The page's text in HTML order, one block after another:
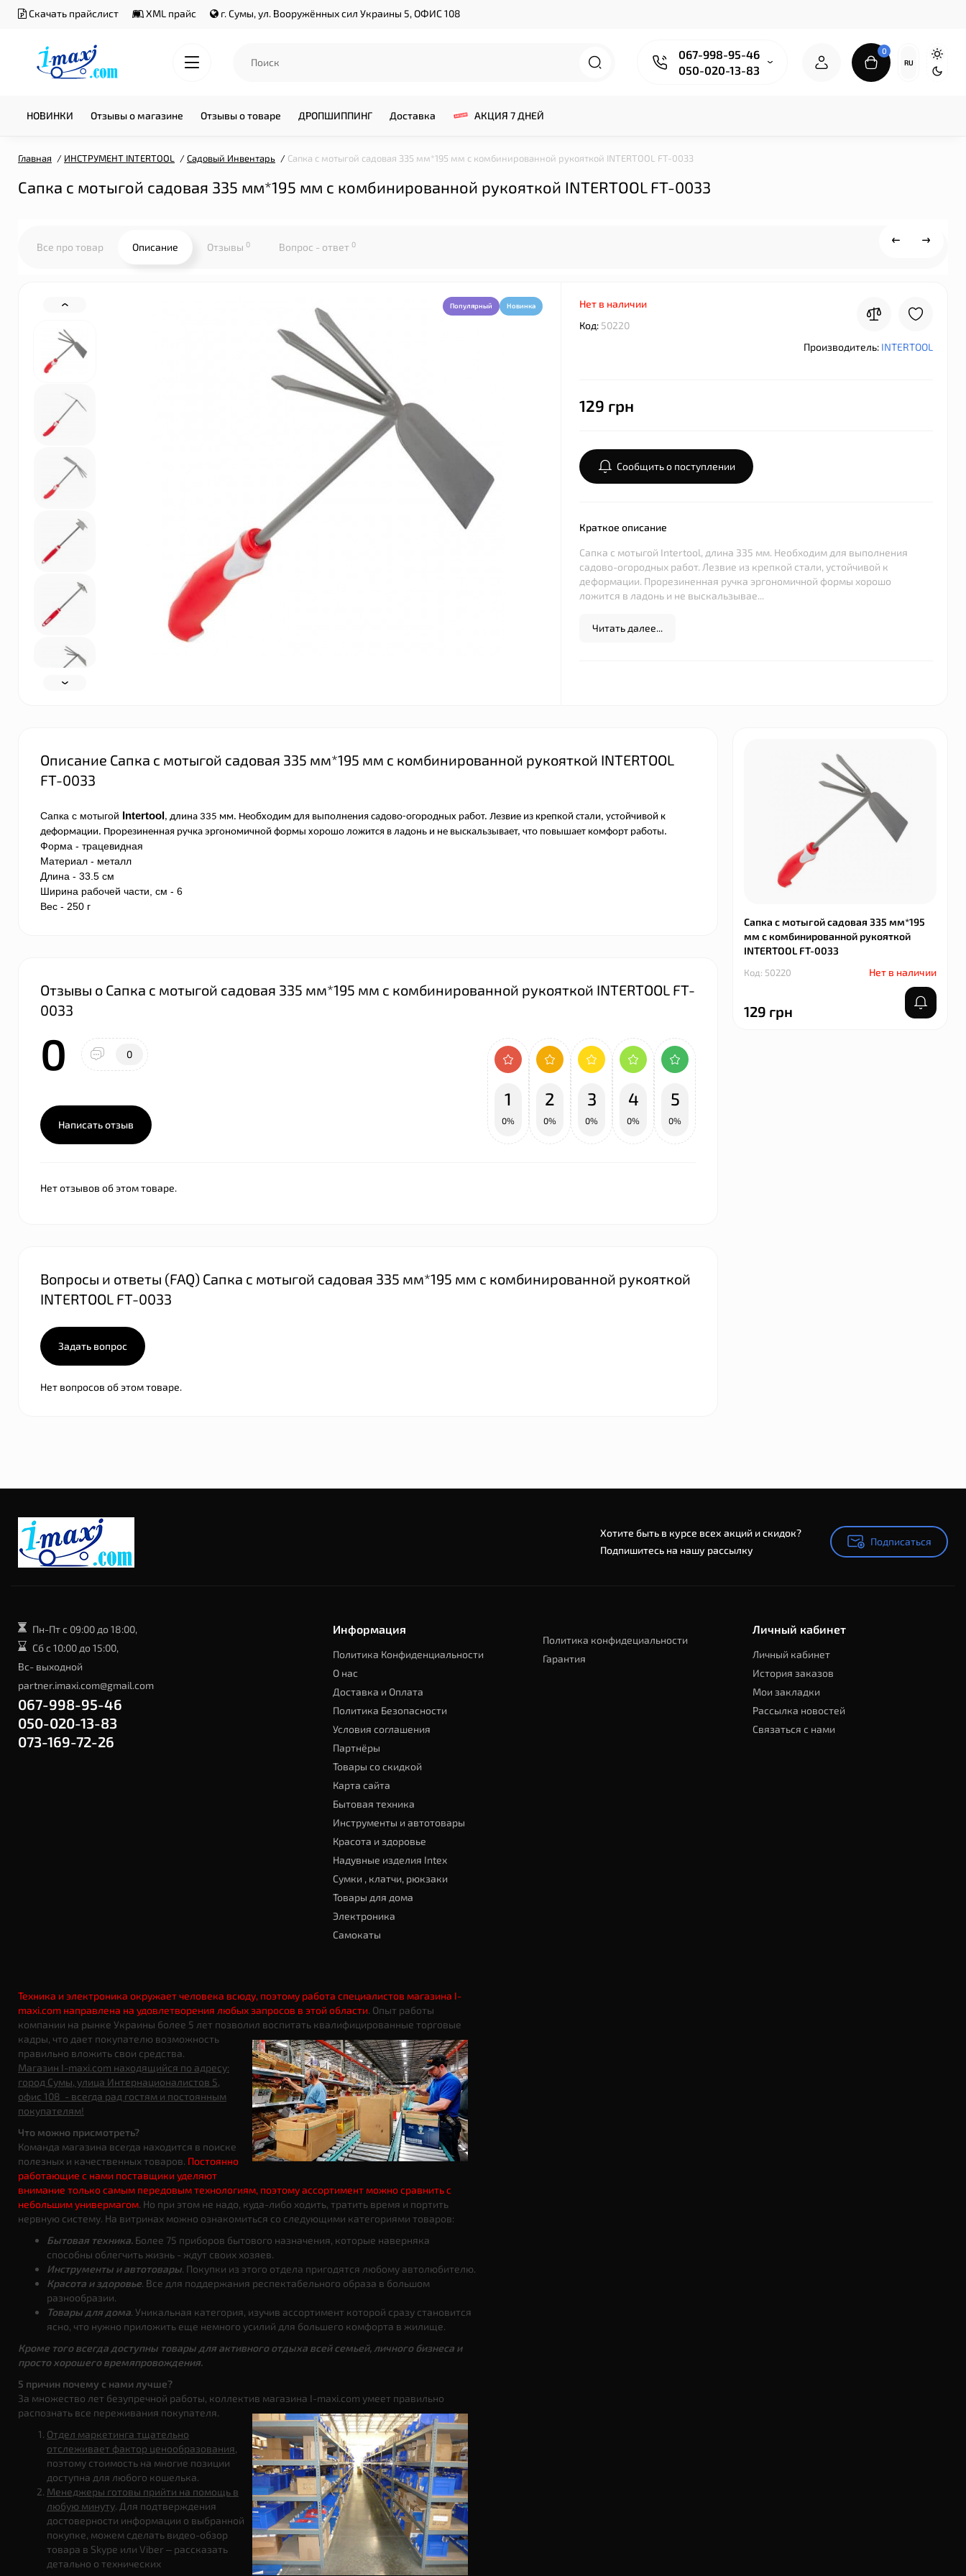
Скачать прайслист XML прайс г. Сумы, ул. Вооружённых сил Украины 5, ОФИС 108
067-998-95-46
050-020-13-83
0
RU
НОВИНКИ Отзывы о магазине Отзывы о товаре ДРОПШИППИНГ Доставка АКЦИЯ 7 ДНЕЙ
Главная ИНСТРУМЕНТ INTERTOOL Садовый Инвентарь Сапка с мотыгой садовая 335 мм*195 мм с комбинированной рукояткой INTERTOOL FT-0033
Сапка с мотыгой садовая 335 мм*195 мм с комбинированной рукояткой INTERTOOL FT-0033
Все про товар Описание Отзывы 0 Вопрос - ответ 0
Популярный Новинка
Нет в наличии
Код: 50220
Производитель: INTERTOOL
129 грн
Сообщить о поступлении
Краткое описание
Сапка с мотыгой Intertool, длина 335 мм. Необходим для выполнения
садово-огородных работ. Лезвие из крепкой стали, устойчивой к
деформации. Прорезиненная ручка эргономичной формы хорошо
ложится в ладонь и не выскальзывае...
Читать далее...
Описание Сапка с мотыгой садовая 335 мм*195 мм с комбинированной рукояткой INTERTOOL
FT-0033
Сапка с мотыгой Intertool , длина 335 мм. Необходим для выполнения садово-огородных работ. Лезвие из крепкой стали, устойчивой к
деформации. Прорезиненная ручка эргономичной формы хорошо ложится в ладонь и не выскальзывает, что повышает комфорт работы.
Форма - трацевидная
Материал - металл
Длина - 33.5 см
Ширина рабочей части, см - 6
Вес - 250 г
Отзывы о Сапка с мотыгой садовая 335 мм*195 мм с комбинированной рукояткой INTERTOOL FT-
0033
0 0
Написать отзыв
1
0%
2
0%
3
0%
4
0%
5
0%
Нет отзывов об этом товаре.
Вопросы и ответы (FAQ) Сапка с мотыгой садовая 335 мм*195 мм с комбинированной рукояткой
INTERTOOL FT-0033
Задать вопрос
Нет вопросов об этом товаре.
Сапка с мотыгой садовая 335 мм*195
мм с комбинированной рукояткой
INTERTOOL FT-0033
Код: 50220 Нет в наличии
129 грн
Хотите быть в курсе всех акций и скидок?
Подпишитесь на нашу рассылку
Подписаться
Подписаться
Пн-Пт с 09:00 до 18:00,
Сб с 10:00 до 15:00,
Вс- выходной
partner.imaxi.com@gmail.com
067-998-95-46
050-020-13-83
073-169-72-26
Информация
Политика Конфиденциальности
О нас
Доставка и Оплата
Политика Безопасности
Условия соглашения
Партнёры
Товары со скидкой
Карта сайта
Бытовая техника
Инструменты и автотовары
Красота и здоровье
Надувные изделия Intex
Сумки , клатчи, рюкзаки
Товары для дома
Электроника
Самокаты
Политика конфидециальности
Гарантия
Личный кабинет
Личный кабинет
История заказов
Мои закладки
Рассылка новостей
Связаться с нами
Техника и электроника окружает человека всюду, поэтому работа специалистов магазина I-
maxi.com направлена на удовлетворения любых запросов в этой области. Опыт работы
компании на рынке Украины более 5 лет позволил воспитать квалифицированные торговые
кадры, что дает покупателю возможность
правильно вложить свои средства.
Магазин I-maxi.com находящийся по адресу:
город Сумы, улица Интернационалистов 5,
офис 108 - всегда рад гостям и постоянным
покупателям!
Что можно присмотреть?
Команда магазина всегда находится в поиске
полезных и качественных товаров. Постоянно
работающие с нами поставщики уделяют
внимание только самым передовым технологиям, поэтому ассортимент можно сравнить с
небольшим универмагом. Но при этом не надо, куда-либо ходить, тратить время и портить
нервную систему. На витринах можно ознакомиться со следующими категориями товаров:
Бытовая техника. Более 75 приборов бытового назначения, которые наверняка
способны облегчить жизнь - ждут своих хозяев.
Инструменты и автотовары. Покупки из этого отдела пригодятся любому автолюбителю.
Красота и здоровье. Все для поддержания респектабельного образа в большом
разнообразии.
Товары для дома. Уникальная категория, изучив ассортимент которой сразу становится
ясно, что нужно приложить еще немного усилий для большего комфорта в жилище.
Кроме того всегда доступны товары для активного отдыха всей семьей, личного бизнеса и
просто хорошего времяпровождения.
5 причин почему с нами лучше?
За множество лет безупречной работы, коллектив магазина I-maxi.com умеет правильно
распознать все переживания покупателя.
Отдел маркетинга тщательно
отслеживает фактор ценообразования,
поэтому стоимость на многие позиции
доступна для любого кошелька.
Менеджеры готовы прийти на помощь в
любую минуту. Для подтверждения
достоверности информации о выбранной
покупке, можем сделать видео-обзор
товара в Skype или Viber – рассказать
детально о технических